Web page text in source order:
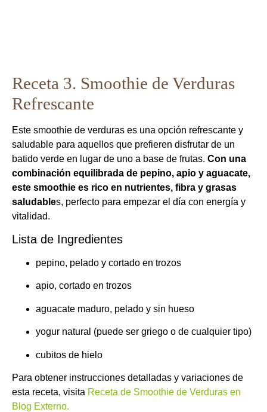
Receta 3. Smoothie de Verduras
Refrescante
Este smoothie de verduras es una opción refrescante y
saludable para aquellos que prefieren disfrutar de un
batido verde en lugar de uno a base de frutas. Con una
combinación equilibrada de pepino, apio y aguacate,
este smoothie es rico en nutrientes, fibra y grasas
saludables, perfecto para empezar el día con energía y
vitalidad.
Lista de Ingredientes
pepino, pelado y cortado en trozos
apio, cortado en trozos
aguacate maduro, pelado y sin hueso
yogur natural (puede ser griego o de cualquier tipo)
cubitos de hielo
Para obtener instrucciones detalladas y variaciones de
esta receta, visita Receta de Smoothie de Verduras en
Blog Externo.